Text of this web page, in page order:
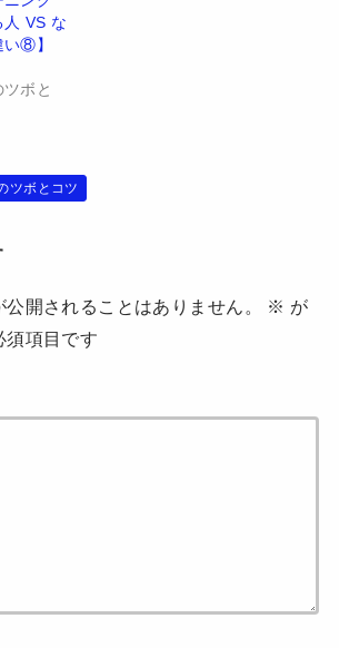
人 VS な
い⑧】
ボと
ツボとコツ
開されることはありません。 ※ が
須項目です